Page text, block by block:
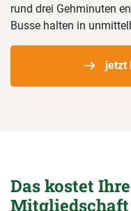
rund drei Gehminuten
Busse halten in
jetzt
Das kostet
Mitgliedschaft